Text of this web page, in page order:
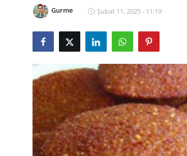
Kalori & Diyet Rehberi
Mekan & Lezzet Rotaları
Temel Gıda ve Ürün Rehberleri
İçecek Kültürü & Barista
Yöresel Tarifler & Ev Yemekleri
Gıda Güvenliği & Sağlık
Gurme Şubat 11, 2025 - 11:19